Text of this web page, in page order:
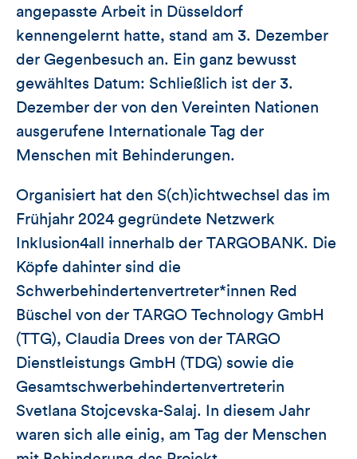
angepasste Arbeit in Düsseldorf
kennengelernt hatte, stand am 3. Dezember
der Gegenbesuch an. Ein ganz bewusst
gewähltes Datum: Schließlich ist der 3.
Dezember der von den Vereinten Nationen
ausgerufene Internationale Tag der
Menschen mit Behinderungen.
Organisiert hat den S(ch)ichtwechsel das im
Frühjahr 2024 gegründete Netzwerk
Inklusion4all innerhalb der TARGOBANK. Die
Köpfe dahinter sind die
Schwerbehindertenvertreter*innen Red
Büschel von der TARGO Technology GmbH
(TTG), Claudia Drees von der TARGO
Dienstleistungs GmbH (TDG) sowie die
Gesamtschwerbehindertenvertreterin
Svetlana Stojcevska-Salaj. In diesem Jahr
waren sich alle einig, am Tag der Menschen